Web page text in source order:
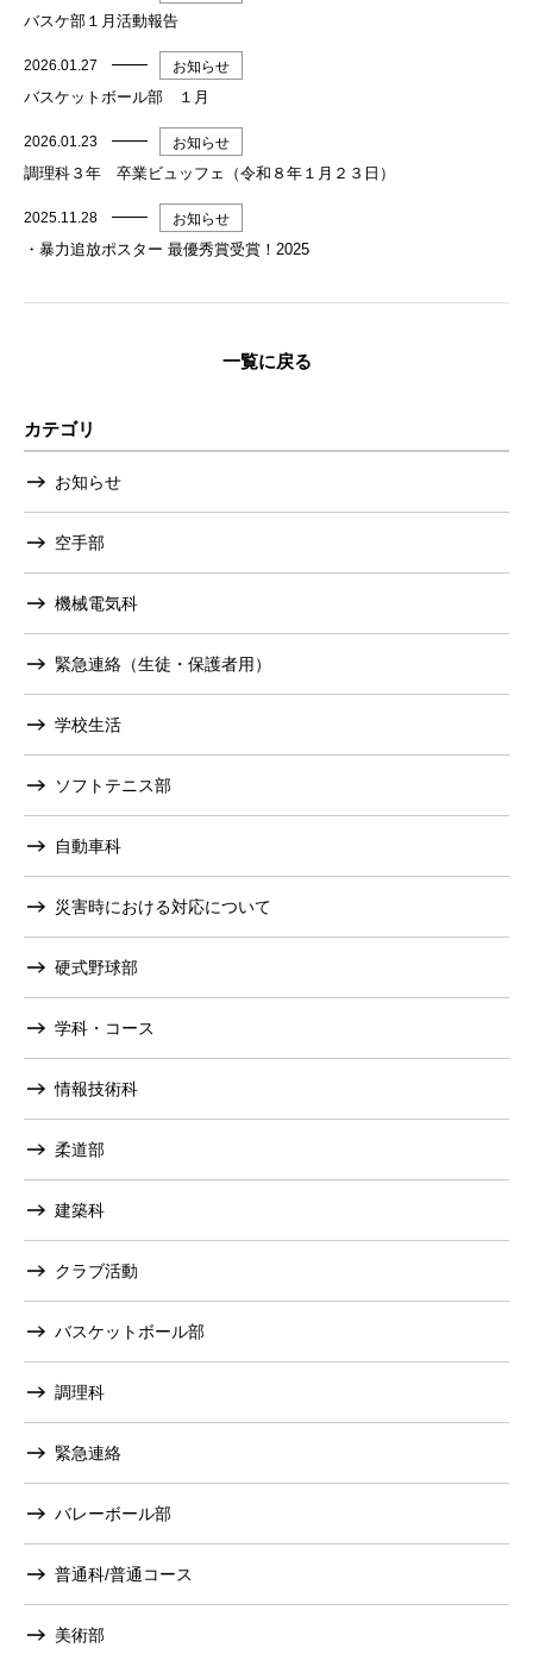
バスケ部１月活動報告
2026.01.27 お知らせ
バスケットボール部 １月
2026.01.23 お知らせ
調理科３年 卒業ビュッフェ（令和８年１月２３日）
2025.11.28 お知らせ
・暴力追放ポスター 最優秀賞受賞！2025
一覧に戻る
カテゴリ
お知らせ
空手部
機械電気科
緊急連絡（生徒・保護者用）
学校生活
ソフトテニス部
自動車科
災害時における対応について
硬式野球部
学科・コース
情報技術科
柔道部
建築科
クラブ活動
バスケットボール部
調理科
緊急連絡
バレーボール部
普通科/普通コース
美術部